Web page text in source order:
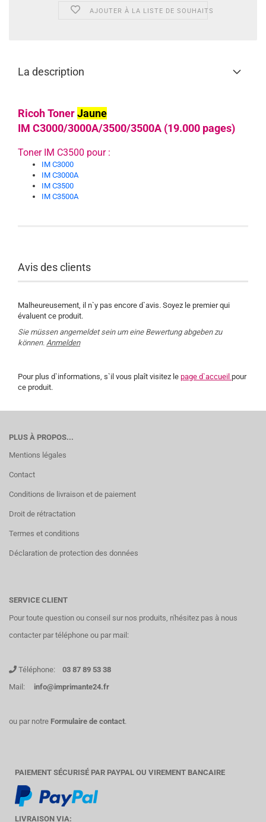
AJOUTER À LA LISTE DE SOUHAITS
La description
Ricoh TonerJaune
IM C3000/3000A/3500/3500A (19.000 pages)
Toner IM C3500 pour :
IM C3000
IM C3000A
IM C3500
IM C3500A
Avis des clients
Malheureusement, il n`y pas encore d`avis. Soyez le premier qui
évaluent ce produit.
Sie müssen angemeldet sein um eine Bewertung abgeben zu
können. Anmelden
Pour plus d`informations, s`il vous plaît visitez le page d`accueil pour
ce produit.
PLUS À PROPOS...
Mentions légales
Contact
Conditions de livraison et de paiement
Droit de rétractation
Termes et conditions
Déclaration de protection des données
SERVICE CLIENT
Pour toute question ou conseil sur nos produits, n'hésitez pas à nous
contacter par téléphone ou par mail:
Téléphone: 03 87 89 53 38
Mail:
info@imprimante24.fr
ou par notre Formulaire de contact.
PAIEMENT SÉCURISÉ PAR PAYPAL OU VIREMENT BANCAIRE
LIVRAISON VIA: